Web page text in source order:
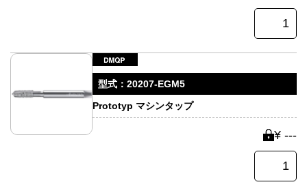
型式： 20207-EGM5
Prototyp マシンタップ
¥ ---